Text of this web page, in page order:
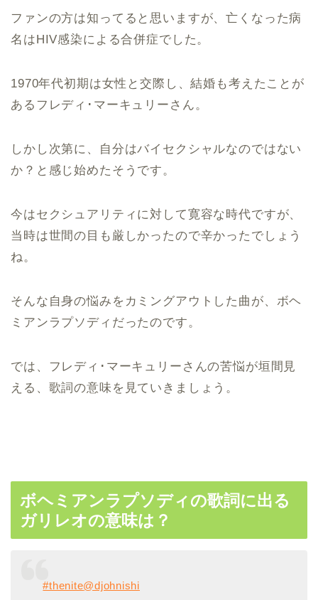
ファンの方は知ってると思いますが、亡くなった病
名はHIV感染による合併症でした。
1970年代初期は女性と交際し、結婚も考えたことが
あるフレディ･マーキュリーさん。
しかし次第に、自分はバイセクシャルなのではない
か？と感じ始めたそうです。
今はセクシュアリティに対して寛容な時代ですが、
当時は世間の目も厳しかったので辛かったでしょう
ね。
そんな自身の悩みをカミングアウトした曲が、ボヘ
ミアンラプソディだったのです。
では、フレディ･マーキュリーさんの苦悩が垣間見
える、歌詞の意味を見ていきましょう。
ボヘミアンラプソディの歌詞に出る
ガリレオの意味は？
#thenite@djohnishi